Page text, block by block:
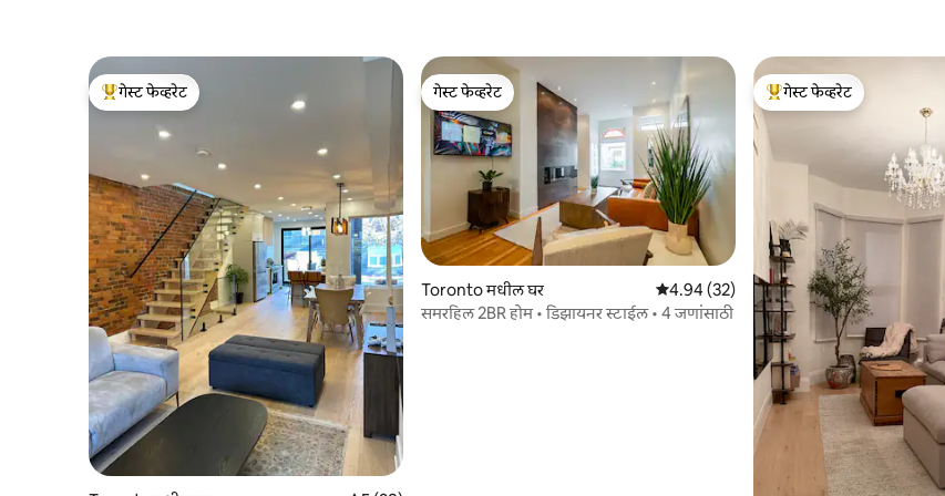
टॉप गेस्ट फेव्हरेट
गेस्ट फेव्हरेट
गेस्ट फेव्हरेट
गेस्ट फेव्हरेट
Toronto मधील घर 5 पैकी 4.94 सरासरी रेटिंग, 32 रिव्ह्यूज
4.94 (32)
समरहिल 2BR होम • डिझायनर स्टाईल • 4 जणांसाठी
टॉप गेस्ट फेव्हरेट
गेस्ट फेव्हरेट